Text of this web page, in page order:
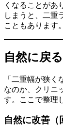
くなることがあ
しまうと、二重
こともあります。
自然に戻
「二重幅が狭
なのか、クリニ
す。ここで整理
自然に改善（